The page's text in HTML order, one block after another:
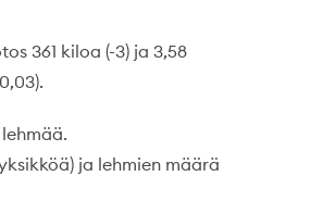
361 kiloa (-3) ja 3,58
ja lehmien määrä